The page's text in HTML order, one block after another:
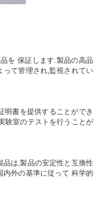
を 保証します.製品の高品
って管理され,監視されてい
明書を提供することができ
験室のテストを行うことが
は,製品の安定性と互換性
内外の基準に従って 科学的